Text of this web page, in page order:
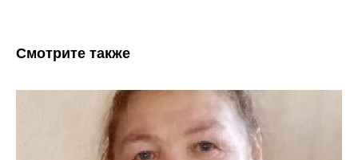
Смотрите также